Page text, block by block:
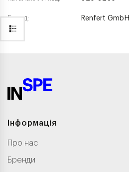
Бренд: Renfert GmbH
Інформація
Про нас
Бренди